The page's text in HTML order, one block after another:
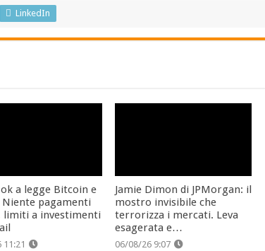
LinkedIn
ok a legge Bitcoin e
pagamenti
limiti a investimenti
11:21
Jamie Dimon di JPMorgan: il
mostro invisibile che
terrorizza i mercati. Leva
esagerata e…
06/08/26 9:07